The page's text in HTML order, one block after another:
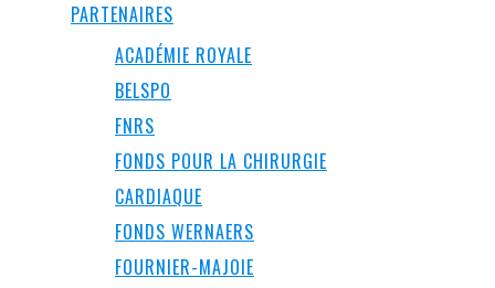
PARTENAIRES
ACADÉMIE ROYALE
BELSPO
FNRS
FONDS POUR LA CHIRURGIE
CARDIAQUE
FONDS WERNAERS
FOURNIER-MAJOIE